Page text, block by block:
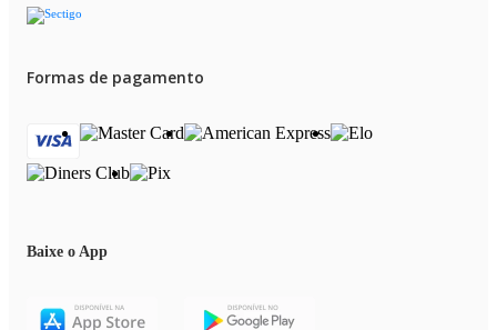
Formas de pagamento
Baixe o App